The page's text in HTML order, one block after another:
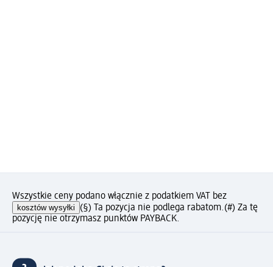
Wszystkie ceny podano włącznie z podatkiem VAT bez
kosztów wysyłki (§) Ta pozycja nie podlega rabatom.(#) Za tę
pozycję nie otrzymasz punktów PAYBACK.